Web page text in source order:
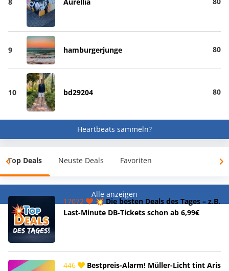
9 hamburgerjunge 80
10 bd29204 80
Heartbeats sammeln?
Top Deals Neuste Deals Favoriten
Alle anzeigen
17072
💥 Die besten Deals des Tages – z.B.
Last-Minute DB-Tickets schon ab 6,99€
446
Bestpreis-Alarm! Müller-Licht tint Aris